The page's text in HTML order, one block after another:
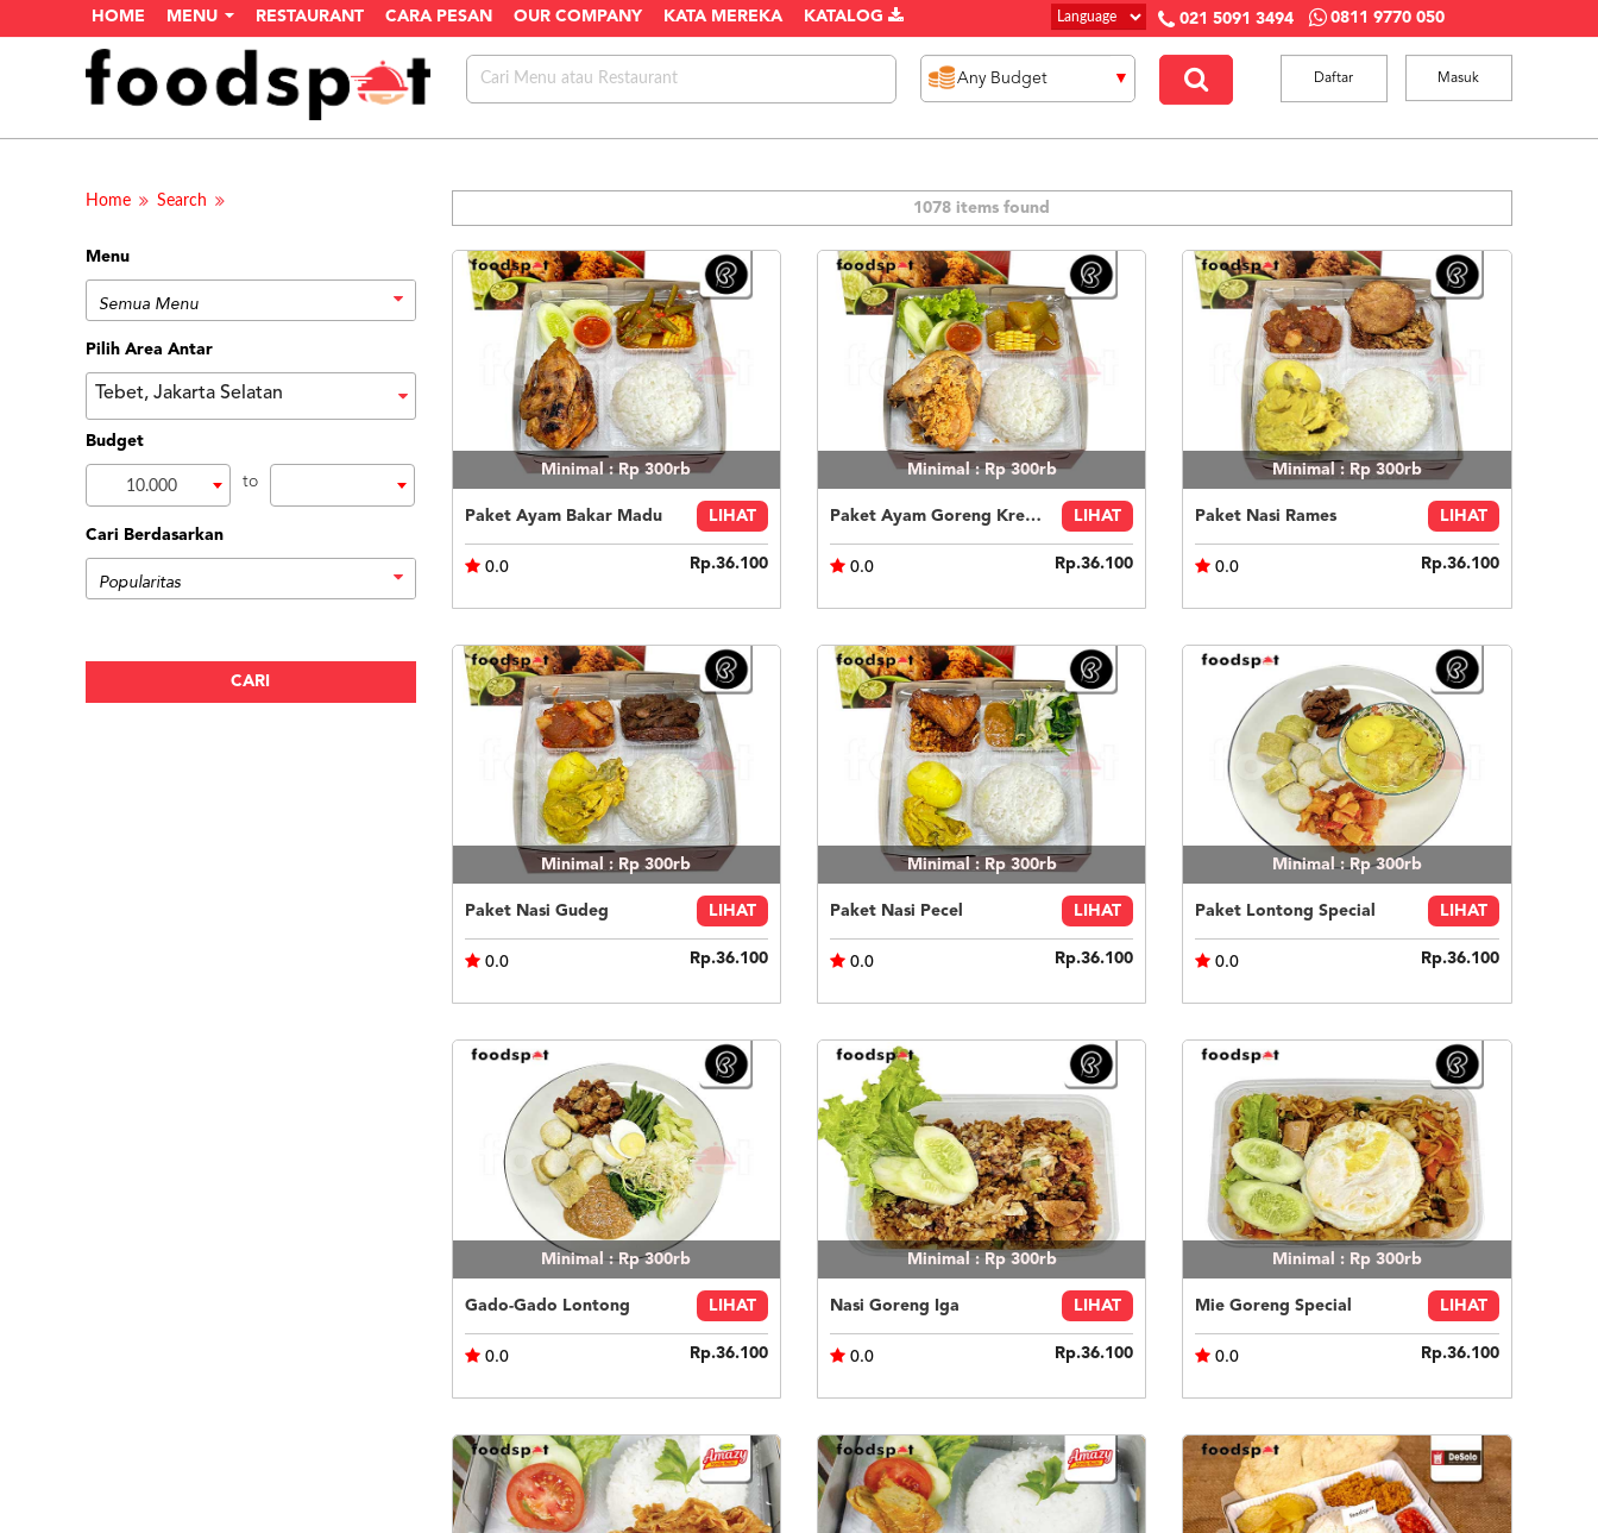
HOME MENU RESTAURANT CARA PESAN OUR COMPANY KATA MEREKA KATALOG 021 5091 3494 0811 9770 050
Masuk
Daftar
Home Search
Menu
Pilih Area Antar
Tebet, Jakarta Selatan
Budget
10.000 to
Cari Berdasarkan
1078 items found
Minimal : Rp 300rb
Paket Ayam Bakar Madu LIHAT
0.0 Rp.36.100
Minimal : Rp 300rb
Paket Ayam Goreng Kremes LIHAT
0.0 Rp.36.100
Minimal : Rp 300rb
Paket Nasi Rames LIHAT
0.0 Rp.36.100
Minimal : Rp 300rb
Paket Nasi Gudeg LIHAT
0.0 Rp.36.100
Minimal : Rp 300rb
Paket Nasi Pecel LIHAT
0.0 Rp.36.100
Minimal : Rp 300rb
Paket Lontong Special LIHAT
0.0 Rp.36.100
Minimal : Rp 300rb
Gado-Gado Lontong LIHAT
0.0 Rp.36.100
Minimal : Rp 300rb
Nasi Goreng Iga LIHAT
0.0 Rp.36.100
Minimal : Rp 300rb
Mie Goreng Special LIHAT
0.0 Rp.36.100